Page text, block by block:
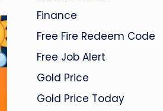
Finance
Free Fire Redeem Code
Free Job Alert
Gold Price
Gold Price Today